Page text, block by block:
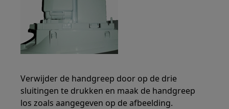
Verwijder de handgreep door op de drie
sluitingen te drukken en maak de handgreep
los zoals aangegeven op de afbeelding.